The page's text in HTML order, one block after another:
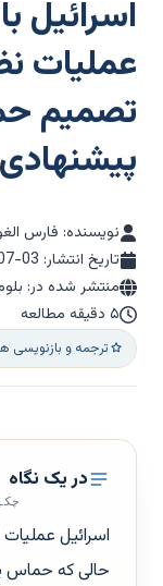
عملیات
تصمیم
نویسنده: فارس
تاریخ انتشار: 03
منتشر شده در:
۵ دقیقه مطالعه
ترجمه و بازنویسی
در یک نگاه
اسرائیل